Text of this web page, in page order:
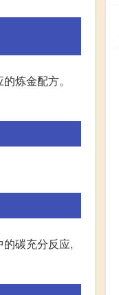
炼金配方。
碳充分反应,